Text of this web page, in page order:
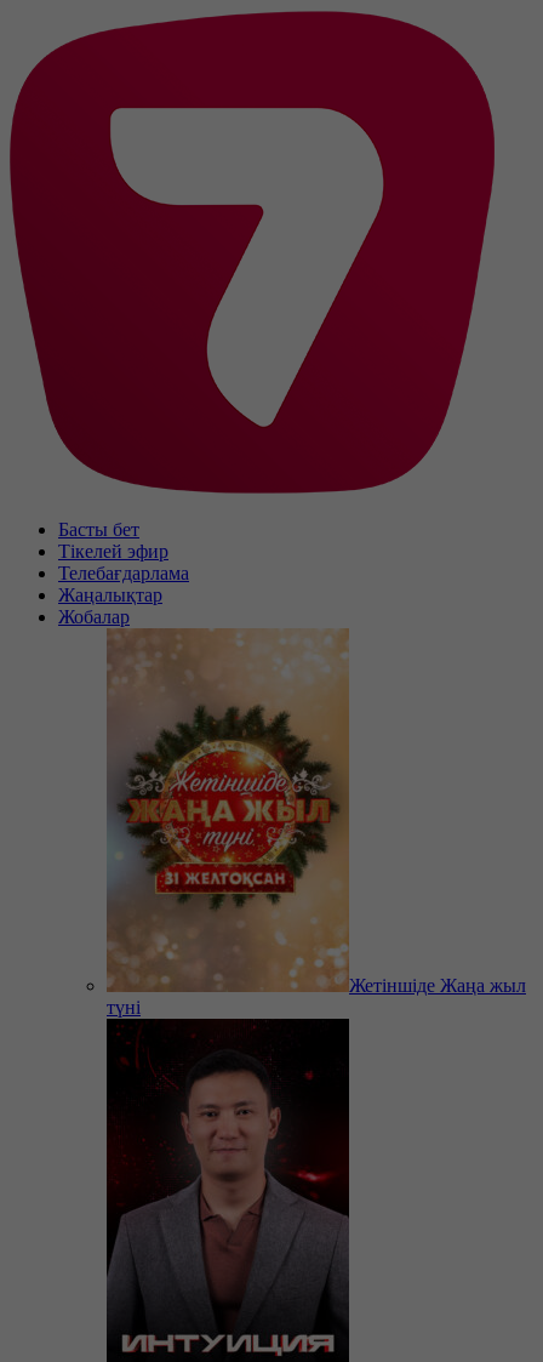
Басты бет
Тікелей эфир
Телебағдарлама
Жаңалықтар
Жобалар
Жетіншіде Жаңа жыл
түні